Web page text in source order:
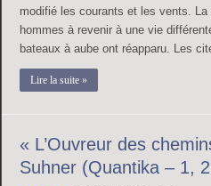
modifié les courants et les vents.
hommes à revenir à une vie
bateaux à aube ont réapparu. Les
Lire la suite »
« L’Ouvreur des
Suhner (Quantika – 1,